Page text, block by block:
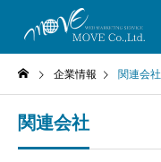
企業情報 関連会社
関連会社